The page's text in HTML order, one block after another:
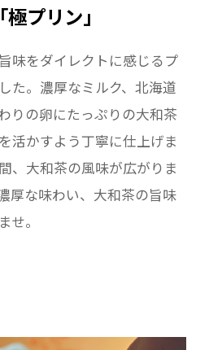
プリン」
味をダイレクトに感じるプ
た。濃厚なミルク、北海道
りの卵にたっぷりの大和茶
活かすよう丁寧に仕上げま
、大和茶の風味が広がりま
厚な味わい、大和茶の旨味
せ。